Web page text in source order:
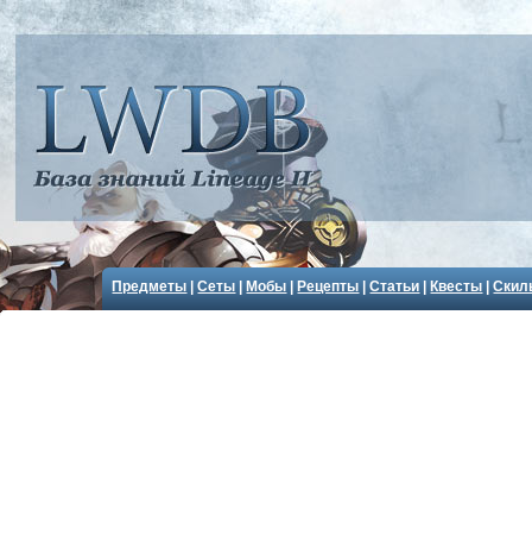
Предметы |Сеты Мобы Рецепты |Статьи Квесты |